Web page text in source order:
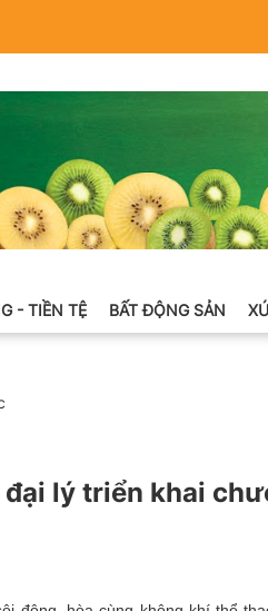
- TIỀN TỆ BẤT ĐỘNG SẢN
lý triển khai